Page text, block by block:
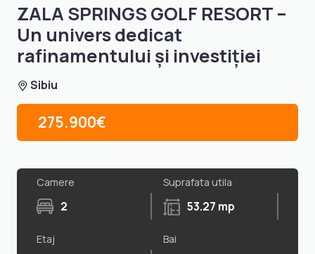
ZALA SPRINGS GOLF RESORT –
Un univers dedicat
rafinamentului și investiției
Sibiu
275.900€
Camere
2
Suprafata utila
53.27 mp
Etaj Bai